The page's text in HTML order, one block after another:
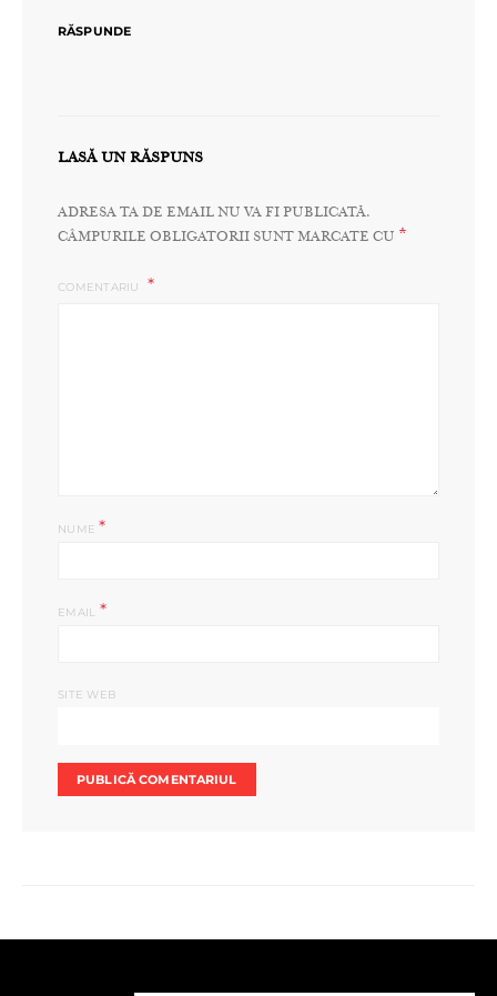
RĂSPUNDE
LASĂ UN RĂSPUNS
ADRESA TA DE EMAIL NU VA FI PUBLICATĂ.
CÂMPURILE OBLIGATORII SUNT MARCATE CU *
COMENTARIU
NUME*
EMAIL *
SITE WEB